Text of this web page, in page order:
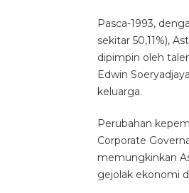
Pasca-1993,
sekitar 50,11%),
dipimpin oleh
Edwin
keluarga.
Perubahan
Corporate
memungkinkan
gejolak ekonomi